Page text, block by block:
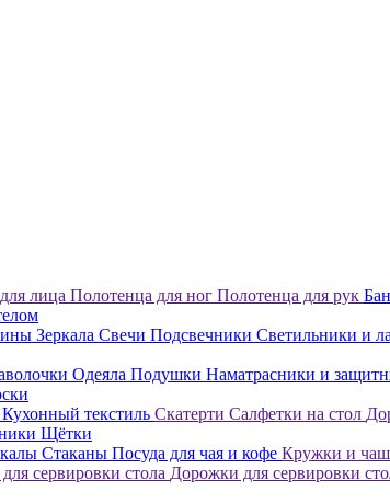
лица Полотенца для ног Полотенца для рук
Зеркала Свечи Подсвечники Светильники и
Одеяла Подушки Наматрасники и
Кухонный текстиль Скатерти Салфетки на стол
Щётки
Стаканы Посуда для чая и кофе Кружки и
сервировки стола Дорожки для сервировки